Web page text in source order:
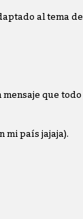
al tema de
mensaje que todo
mi país jajaja).